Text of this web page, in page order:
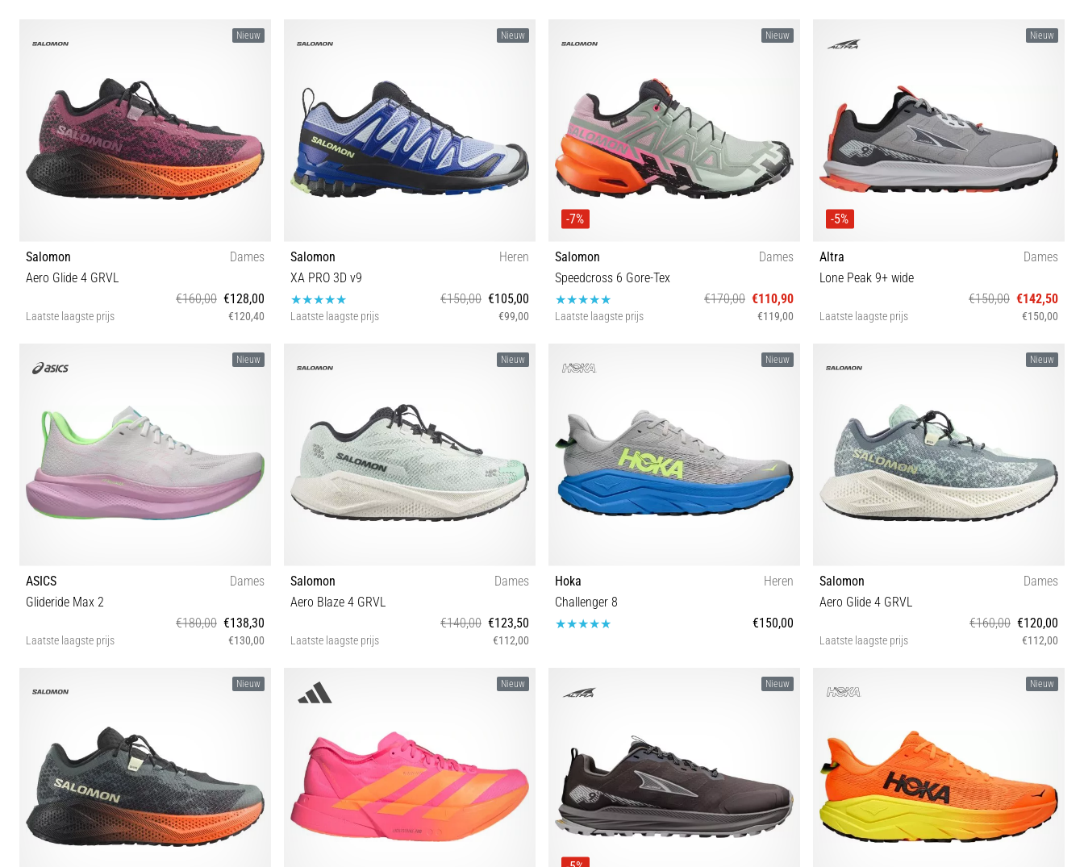
37⅓ 38 38⅔ 39⅓ 40 40⅔ 41⅓ 42 42⅔ 36 36½ 37 37½ 38 39 40 40½ 41 41½ 42½ 41⅓ 42 42⅔ 43⅓ 44 44⅔ 45⅓ 46 46⅔
Nieuw
Salomon
Dames
Aero Glide 4 GRVL
€160,00 €128,00
Laatste laagste prijs €120,40
Nieuw
Salomon
Heren
XA PRO 3D v9
€150,00 €105,00
Laatste laagste prijs €99,00
Nieuw
-7%
Salomon
Dames
Speedcross 6 Gore-Tex
€170,00 €110,90
Laatste laagste prijs €119,00
Nieuw
-5%
Altra
Dames
Lone Peak 9+ wide
€150,00 €142,50
Laatste laagste prijs €150,00
Nieuw
ASICS
Dames
Glideride Max 2
€180,00 €138,30
Laatste laagste prijs €130,00
Nieuw
Salomon
Dames
Aero Blaze 4 GRVL
€140,00 €123,50
Laatste laagste prijs €112,00
37⅓ 38 38⅔ 39⅓ 40 40⅔ 41⅓ 42 42⅔
Nieuw
Hoka
Heren
Challenger 8
€150,00
40⅔ 41⅓ 42 42⅔ 43⅓ 44 44⅔ 45⅓ 46 46⅔ 47⅓
Nieuw
Salomon
Dames
Aero Glide 4 GRVL
€160,00 €120,00
Laatste laagste prijs €112,00
Nieuw Nieuw Nieuw Nieuw